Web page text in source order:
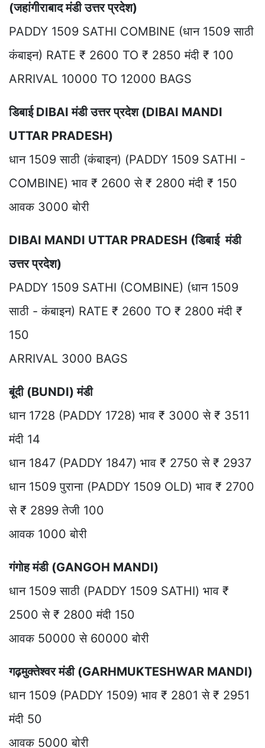
(जहांगीराबाद मंडी उत्तर प्रदेश)
PADDY 1509 SATHI COMBINE (धान 1509 साठी
कंबाइन) RATE ₹ 2600 TO ₹ 2850 मंदी ₹ 100
ARRIVAL 10000 TO 12000 BAGS
डिबाई DIBAI मंडी उत्तर प्रदेश (DIBAI MANDI
UTTAR PRADESH)
धान 1509 साठी (कंबाइन) (PADDY 1509 SATHI -
COMBINE) भाव ₹ 2600 से ₹ 2800 मंदी ₹ 150
आवक 3000 बोरी
DIBAI MANDI UTTAR PRADESH (डिबाई मंडी
उत्तर प्रदेश)
PADDY 1509 SATHI (COMBINE) (धान 1509
साठी - कंबाइन) RATE ₹ 2600 TO ₹ 2800 मंदी ₹
150
ARRIVAL 3000 BAGS
बूंदी (BUNDI) मंडी
धान 1728 (PADDY 1728) भाव ₹ 3000 से ₹ 3511
मंदी 14
धान 1847 (PADDY 1847) भाव ₹ 2750 से ₹ 2937
धान 1509 पुराना (PADDY 1509 OLD) भाव ₹ 2700
से ₹ 2899 तेजी 100
आवक 1000 बोरी
गंगोह मंडी (GANGOH MANDI)
धान 1509 साठी (PADDY 1509 SATHI) भाव ₹
2500 से ₹ 2800 मंदी 150
आवक 50000 से 60000 बोरी
गढ़मुक्तेश्वर मंडी (GARHMUKTESHWAR MANDI)
धान 1509 (PADDY 1509) भाव ₹ 2801 से ₹ 2951
मंदी 50
आवक 5000 बोरी